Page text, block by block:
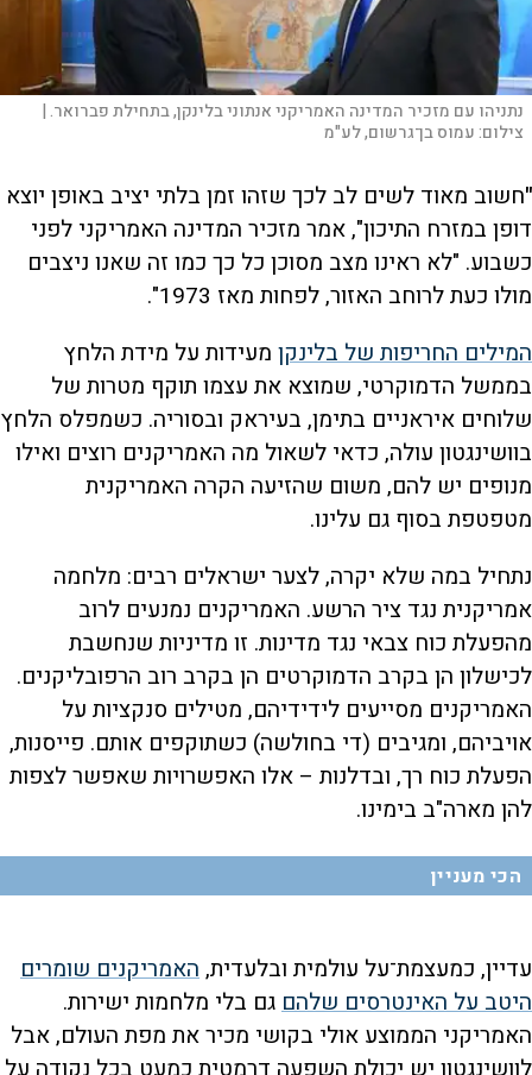
נתניהו עם מזכיר המדינה האמריקני אנתוני בלינקן, בתחילת פברואר. |
צילום:עמוס בן־גרשום, לע"מ
"חשוב מאוד לשים לב לכך שזהו זמן בלתי יציב באופן יוצא
דופן במזרח התיכון", אמר מזכיר המדינה האמריקני לפני
כשבוע. "לא ראינו מצב מסוכן כל כך כמו זה שאנו ניצבים
מולו כעת לרוחב האזור, לפחות מאז 1973".
המילים החריפות של בלינקן מעידות על מידת הלחץ
בממשל הדמוקרטי, שמוצא את עצמו תוקף מטרות של
שלוחים איראניים בתימן, בעיראק ובסוריה. כשמפלס הלחץ
בוושינגטון עולה, כדאי לשאול מה האמריקנים רוצים ואילו
מנופים יש להם, משום שהזיעה הקרה האמריקנית
מטפטפת בסוף גם עלינו.
נתחיל במה שלא יקרה, לצער ישראלים רבים: מלחמה
אמריקנית נגד ציר הרשע. האמריקנים נמנעים לרוב
מהפעלת כוח צבאי נגד מדינות. זו מדיניות שנחשבת
לכישלון הן בקרב הדמוקרטים הן בקרב רוב הרפובליקנים.
האמריקנים מסייעים לידידיהם, מטילים סנקציות על
אויביהם, ומגיבים (די בחולשה) כשתוקפים אותם. פייסנות,
הפעלת כוח רך, ובדלנות – אלו האפשרויות שאפשר לצפות
להן מארה"ב בימינו.
הכי מעניין
עדיין, כמעצמת־על עולמית ובלעדית,האמריקנים שומרים
היטב על האינטרסים שלהםגם בלי מלחמות ישירות.
האמריקני הממוצע אולי בקושי מכיר את מפת העולם, אבל